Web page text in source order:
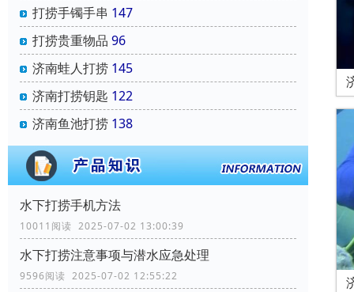
打捞手镯手串 147
打捞贵重物品 96
济南蛙人打捞 145
济南打捞钥匙 122
济南鱼池打捞 138
水下打捞手机方法
10011阅读 2025-07-02 13:00:39
水下打捞注意事项与潜水应急处理
9596阅读 2025-07-02 12:55:22